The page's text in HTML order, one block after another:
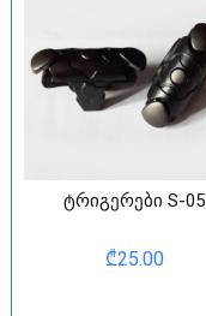
ტრიგერები S-05
₾25.00